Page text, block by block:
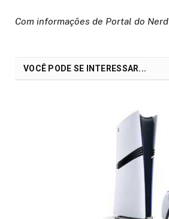
Com informações de Portal do Nerd
VOCÊ PODE SE INTERESSAR...